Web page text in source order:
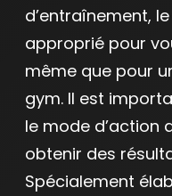
d’entraînement,
approprié pour
même que pour
gym. Il est
le mode d’action
obtenir des
Spécialement